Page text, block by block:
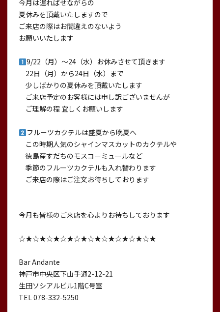
今月は遅ればせながらの
夏休みを頂戴いたしますので
ご来店の際はお間違えのないよう
お願いいたします
9/22（月）〜24（水）お休みさせて頂きます
22日（月）から24日（水）まで
少しばかりの夏休みを頂戴いたします
ご来店予定のお客様には申し訳ございませんが
ご理解の程 宜しくお願いします
フルーツカクテルは盛夏から晩夏へ
この時期人気のシャインマスカットのカクテルや
徳島産すだちのモスコーミュールなど
季節のフルーツカクテルも入れ替わります
ご来店の際はご注文お待ちしております
今月も皆様のご来店を心よりお待ちしております
☆★☆★☆★☆★☆★☆★☆★☆★☆★☆★
Bar Andante
神戸市中央区下山手通2-12-21
生田ソシアルビル1階C号室
TEL 078-332-5250